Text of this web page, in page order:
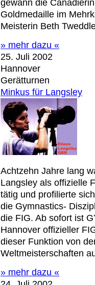
gewann die
Goldmedaille im
Meisterin Beth
» mehr dazu «
25. Juli 2002
Hannover
Gerätturnen
Minkus für Langsley
Achtzehn Jahre lang
Langsley als offizielle
tätig und profilierte
die Gymnastics-
die FIG. Ab sofort ist
Hannover offizieller
dieser Funktion von
Weltmeisterschaften
» mehr dazu «